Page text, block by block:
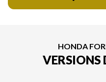
HONDA
VERSIONS